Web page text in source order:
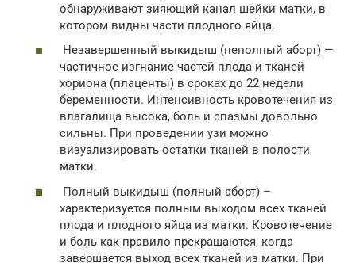
обнаруживают зияющий канал шейки матки, в
котором видны части плодного яйца.
Незавершенный выкидыш (неполный аборт) —
частичное изгнание частей плода и тканей
хориона (плаценты) в сроках до 22 недели
беременности. Интенсивность кровотечения из
влагалища высока, боль и спазмы довольно
сильны. При проведении узи можно
визуализировать остатки тканей в полости
матки.
Полный выкидыш (полный аборт) –
характеризуется полным выходом всех тканей
плода и плодного яйца из матки. Кровотечение
и боль как правило прекращаются, когда
завершается выход всех тканей из матки. При